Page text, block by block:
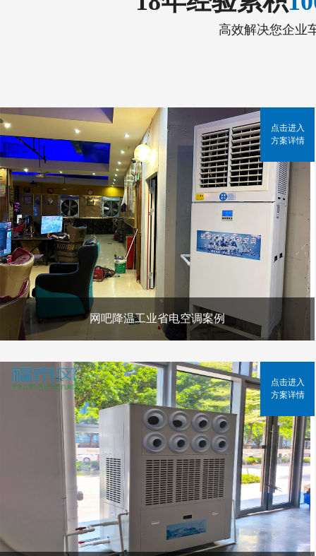
高效解决您企业
网吧降温工业省电空调案例
点击进入
方案详情
点击进入
方案详情